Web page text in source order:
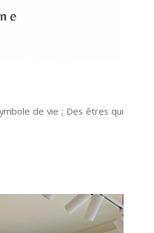
de vie ; Des êtres qui